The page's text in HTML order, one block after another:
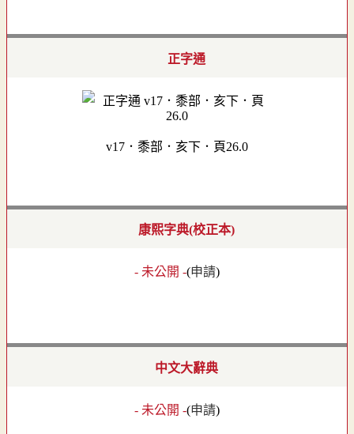
正字通
v17．黍部．亥下．頁26.0
康熙字典(校正本)
- 未公開 -(申請)
中文大辭典
- 未公開 -(申請)